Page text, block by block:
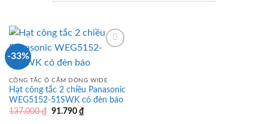
-33%
CÔNG TẮC Ổ CẮM DÒNG WIDE
Hạt công tắc 2 chiều Panasonic
WEG5152-51SWK có đèn báo
137.000₫ Giá
91.790 ₫Giá
hiện